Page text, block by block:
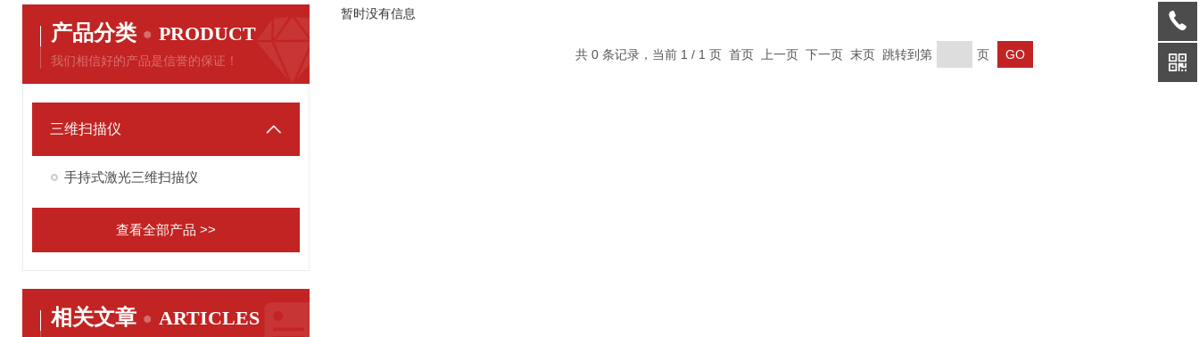
产品分类 PRODUCT
我们相信好的产品是信誉的保证！
三维扫描仪
手持式激光三维扫描仪
查看全部产品 >>
相关文章 ARTICLES
暂时没有信息
共 0 条记录，当前 1 / 1 页 首页 上一页 下一页 末页 跳转到第 页